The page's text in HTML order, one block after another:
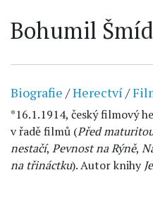
Bohumil
Biografie /Herectví/
*16.1.1914, český filmový
v řadě filmů (Před
nestačí, Pevnost na Rýně,
na třináctku). Autor knihy